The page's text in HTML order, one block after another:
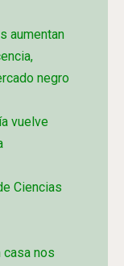
aumentan
negro
vuelve
Ciencias
casa nos